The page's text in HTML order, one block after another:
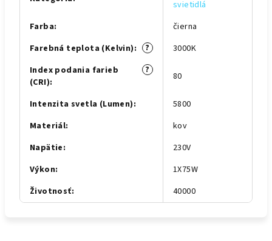
svietidlá
Farba:
čierna
?
Farebná teplota (Kelvin):
3000K
?
Index podania farieb
(CRI): 80
Intenzita svetla (Lumen):
5800
Materiál:
kov
Napätie:
230V
Výkon:
1X75W
Životnosť: 40000